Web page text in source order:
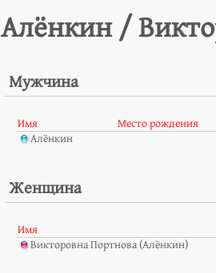
Алёнкин /
Мужчина
Имя Место рождения
Алёнкин
Женщина
Имя
Викторовна Портнова (Алёнкин)